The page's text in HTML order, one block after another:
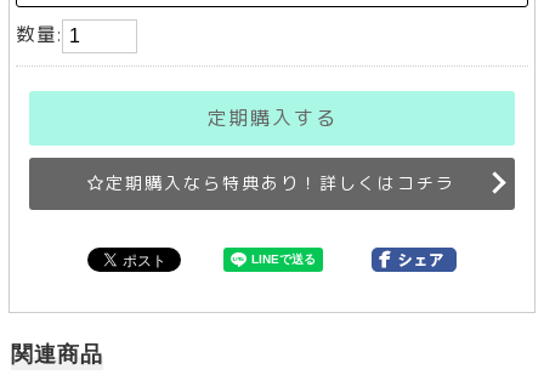
数量:
定期購入する
定期購入なら特典あり！詳しくはコチラ
関連商品